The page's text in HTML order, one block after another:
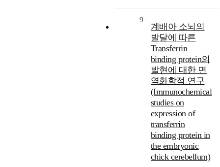
9
계배아 소뇌의
발달에 따른
Transferrin
binding protein의
발현에 대한 면
역화학적 연구
(Immunochemical
studies on
expression of
transferrin
binding protein in
the embryonic
chick cerebellum)